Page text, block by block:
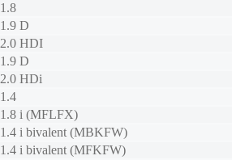
1.8
1.9 D
2.0 HDI
1.9 D
2.0 HDi
1.4
1.8 i (MFLFX)
1.4 i bivalent (MBKFW)
1.4 i bivalent (MFKFW)